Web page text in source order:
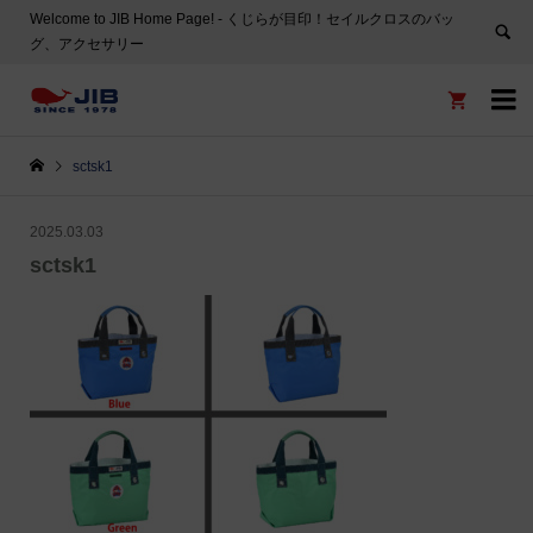
Welcome to JIB Home Page! ‐ くじらが目印！セイルクロスのバッ
グ、アクセサリー


sctsk1
2025.03.03
sctsk1